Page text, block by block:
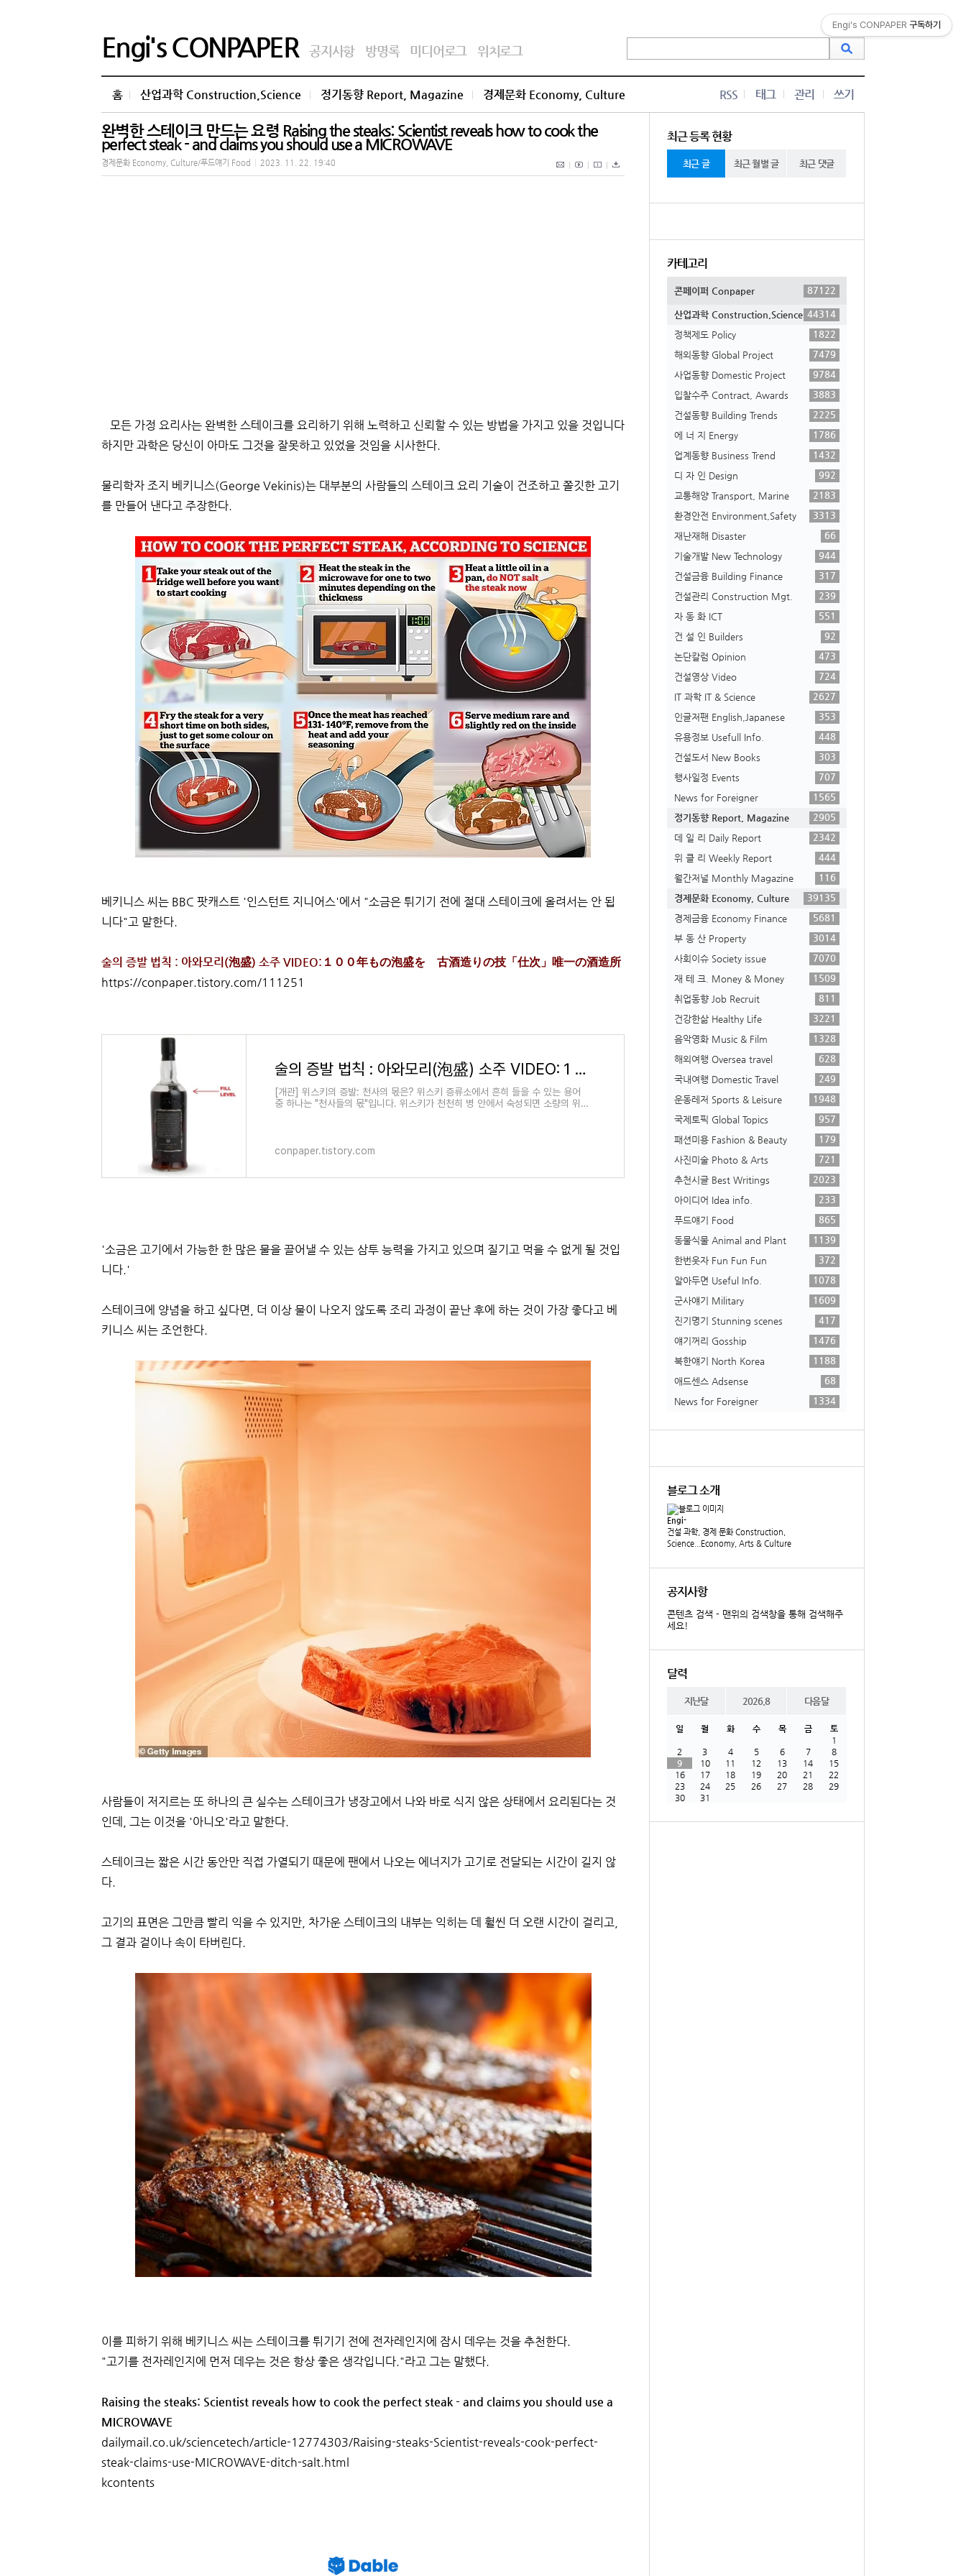
Engi's CONPAPER 공지사항 방명록 미디어로그 위치로그
홈 산업과학 Construction,Science 정기동향 Report, Magazine 경제문화 Economy, Culture RSS 태그 관리 쓰기
완벽한 스테이크 만드는 요령 Raising the steaks: Scientist reveals how to cook the
perfect steak - and claims you should use a MICROWAVE
경제문화 Economy, Culture/푸드얘기 Food 2023. 11. 22. 19:40
모든 가정 요리사는 완벽한 스테이크를 요리하기 위해 노력하고 신뢰할 수 있는 방법을 가지고 있을 것입니다
하지만 과학은 당신이 아마도 그것을 잘못하고 있었을 것임을 시사한다.
물리학자 조지 베키니스(George Vekinis)는 대부분의 사람들의 스테이크 요리 기술이 건조하고 쫄깃한 고기
를 만들어 낸다고 주장한다.
베키니스 씨는 BBC 팟캐스트 '인스턴트 지니어스'에서 "소금은 튀기기 전에 절대 스테이크에 올려서는 안 됩
니다"고 말한다.
술의 증발 법칙 : 아와모리(泡盛) 소주 VIDEO:１００年もの泡盛を 古酒造りの技「仕次」唯一の酒造所
https://conpaper.tistory.com/111251
술의 증발 법칙 : 아와모리(泡盛) 소주 VIDEO:１００年もの泡盛を 古酒造りの技「仕次」唯一の
[개관] 위스키의 증발: 천사의 몫은? 위스키 증류소에서 흔히 들을 수 있는 용어
중 하나는 "천사들의 몫"입니다. 위스키가 천천히 병 안에서 숙성되면 소량의 위스
conpaper.tistory.com
'소금은 고기에서 가능한 한 많은 물을 끌어낼 수 있는 삼투 능력을 가지고 있으며 질기고 먹을 수 없게 될 것입
니다.'
스테이크에 양념을 하고 싶다면, 더 이상 물이 나오지 않도록 조리 과정이 끝난 후에 하는 것이 가장 좋다고 베
키니스 씨는 조언한다.
사람들이 저지르는 또 하나의 큰 실수는 스테이크가 냉장고에서 나와 바로 식지 않은 상태에서 요리된다는 것
인데, 그는 이것을 '아니오'라고 말한다.
스테이크는 짧은 시간 동안만 직접 가열되기 때문에 팬에서 나오는 에너지가 고기로 전달되는 시간이 길지 않
다.
고기의 표면은 그만큼 빨리 익을 수 있지만, 차가운 스테이크의 내부는 익히는 데 훨씬 더 오랜 시간이 걸리고,
그 결과 겉이나 속이 타버린다.
이를 피하기 위해 베키니스 씨는 스테이크를 튀기기 전에 전자레인지에 잠시 데우는 것을 추천한다.
"고기를 전자레인지에 먼저 데우는 것은 항상 좋은 생각입니다."라고 그는 말했다.
Raising the steaks: Scientist reveals how to cook the perfect steak - and claims you should use a
MICROWAVE
dailymail.co.uk/sciencetech/article-12774303/Raising-steaks-Scientist-reveals-cook-perfect-
steak-claims-use-MICROWAVE-ditch-salt.html
kcontents
최근 등록 현황
최근 글 최근 월별 글 최근 댓글
카테고리
콘페이퍼 Conpaper 87122
산업과학 Construction,Science 44314
정책제도 Policy
1822
해외동향 Global Project
7479
사업동향 Domestic Project
9784
입찰수주 Contract, Awards
3883
건설동향 Building Trends
2225
에 너 지 Energy
1786
업계동향 Business Trend
1432
디 자 인 Design
992
교통해양 Transport, Marine
2183
환경안전 Environment,Safety
3313
재난재해 Disaster
66
기술개발 New Technology
944
건설금융 Building Finance
317
건설관리 Construction Mgt.
239
자 동 화 ICT
551
건 설 인 Builders
92
논단칼럼 Opinion
473
건설영상 Video
724
IT 과학 IT & Science
2627
인글저팬 English,Japanese
353
유용정보 Usefull Info.
448
건설도서 New Books
303
행사일정 Events
707
News for Foreigner
1565
정기동향 Report, Magazine
2905
데 일 리 Daily Report
2342
위 클 리 Weekly Report
444
월간저널 Monthly Magazine
116
경제문화 Economy, Culture
39135
경제금융 Economy Finance
5681
부 동 산 Property
3014
사회이슈 Society issue
7070
재 테 크. Money & Money
1509
취업동향 Job Recruit
811
건강한삶 Healthy Life
3221
음악영화 Music & Film
1328
해외여행 Oversea travel
628
국내여행 Domestic Travel
249
운동레저 Sports & Leisure
1948
국제토픽 Global Topics
957
패션미용 Fashion & Beauty
179
사진미술 Photo & Arts
721
추천시글 Best Writings
2023
아이디어 Idea info.
233
푸드얘기 Food
865
동물식물 Animal and Plant
1139
한번웃자 Fun Fun Fun
372
알아두면 Useful Info.
1078
군사얘기 Military
1609
진기명기 Stunning scenes
417
얘기꺼리 Gosship
1476
북한얘기 North Korea
1188
애드센스 Adsense
68
News for Foreigner
1334
블로그 소개
Engi-
건설 과학, 경제 문화 Construction,
Science...Economy, Arts & Culture
공지사항
콘텐츠 검색 - 맨위의 검색창을 통해 검색해주
세요!
달력
지난달 2026.8 다음달
일 월 화 수 목 금
토
1
2
3 4 5 6 7
8
9
10 11 12 13 14
15
16
17 18 19 20 21
22
23
24 25 26 27 28
29
30
31
Engi's CONPAPER 구독하기